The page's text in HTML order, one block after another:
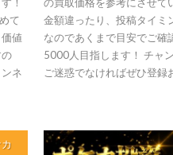
て
値
ネ
金額違ったり、投稿タイミ
なのであくまで目安でご
5000人目指します！ チャ
ご迷惑でなければぜひ登